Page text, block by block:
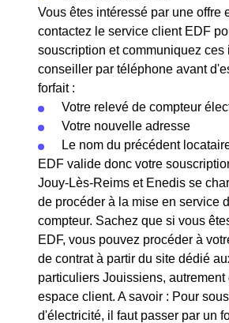
Vous êtes intéressé par une offre
contactez le service client EDF
souscription et communiquez ces
conseiller par téléphone avant
forfait :
Votre relevé de compteur
Votre nouvelle adresse
Le nom du précédent
EDF valide donc votre
Jouy-Lès-Reims et Enedis se
de procéder à la mise en service
compteur. Sachez que si vous
EDF, vous pouvez procéder à
de contrat à partir du site dédié
particuliers Jouissiens, autrement
espace client. A savoir : Pour
d'électricité, il faut passer par un